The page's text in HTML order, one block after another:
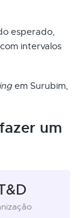
esperado,
intervalos
em Surubim,
um